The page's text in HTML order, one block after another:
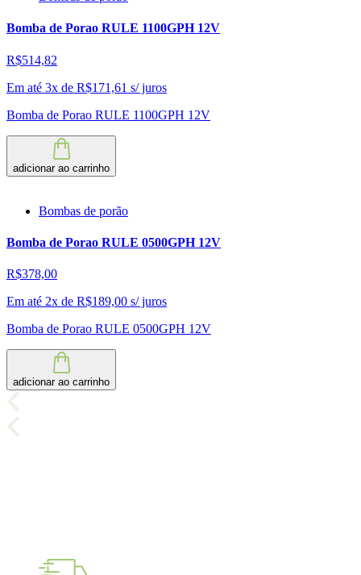
Bomba de Porao RULE 1100GPH 12V
R$514,82
Em até 3x de R$171,61 s/ juros
Bomba de Porao RULE 1100GPH 12V
adicionar ao carrinho
Bombas de porão
Bomba de Porao RULE 0500GPH 12V
R$378,00
Em até 2x de R$189,00 s/ juros
Bomba de Porao RULE 0500GPH 12V
adicionar ao carrinho